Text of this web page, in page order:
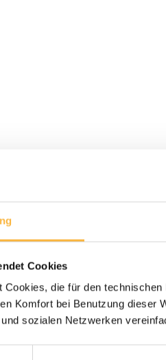
Cookies
Cookies, die für den
Komfort bei Benutzung dieser
sozialen Netzwerken
garantiert
eine lebende und sichere